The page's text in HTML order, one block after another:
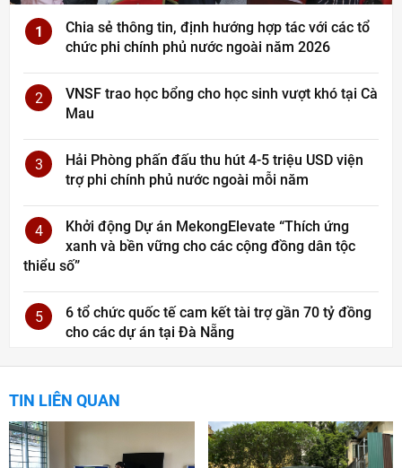
1
Chia sẻ thông tin, định hướng hợp tác với các tổ
chức phi chính phủ nước ngoài năm 2026
2
VNSF trao học bổng cho học sinh vượt khó tại Cà
Mau
3
Hải Phòng phấn đấu thu hút 4-5 triệu USD viện
trợ phi chính phủ nước ngoài mỗi năm
4
Khởi động Dự án MekongElevate “Thích ứng
xanh và bền vững cho các cộng đồng dân tộc
thiểu số”
5
6 tổ chức quốc tế cam kết tài trợ gần 70 tỷ đồng
cho các dự án tại Đà Nẵng
TIN LIÊN QUAN